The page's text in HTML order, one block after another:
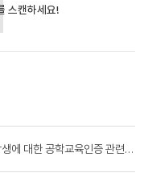
[필독] 잔류 및 전부한 학생에 대한 공학교육인증 관련 안내